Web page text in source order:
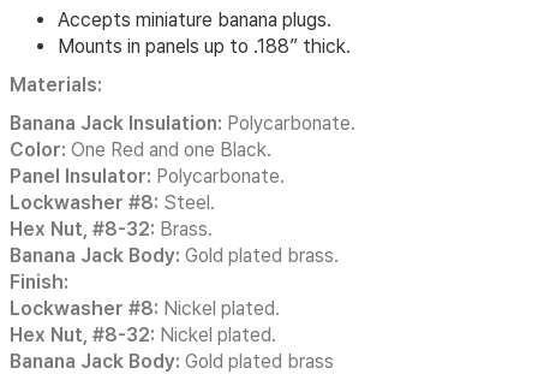
Accepts miniature banana plugs.
Mounts in panels up to .188” thick.
Materials:
Banana Jack Insulation: Polycarbonate.
Color: One Red and one Black.
Panel Insulator: Polycarbonate.
Lockwasher #8: Steel.
Hex Nut, #8-32: Brass.
Banana Jack Body: Gold plated brass.
Finish:
Lockwasher #8: Nickel plated.
Hex Nut, #8-32: Nickel plated.
Banana Jack Body: Gold plated brass